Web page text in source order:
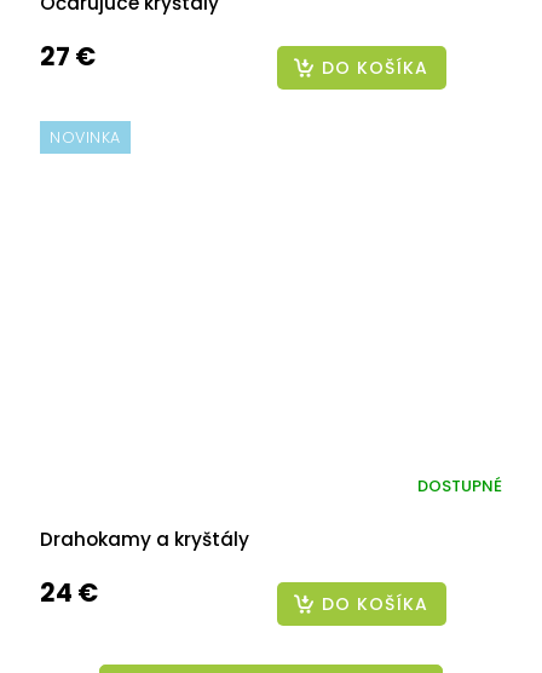
27 € DO KOŠÍKA
NOVINKA
Drahokamy a kryštály
DOSTUPNÉ
24 € DO KOŠÍKA